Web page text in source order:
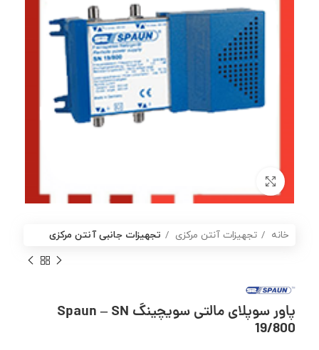
خانه تجهیزات آنتن مرکزی تجهیزات جانبی آنتن مرکزی
پاور سوپلای مالتی سویچینگ Spaun – SN
19/800